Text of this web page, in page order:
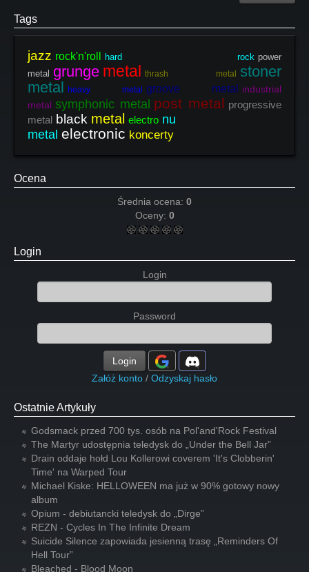
Tags
jazz rock'n'roll hard rock power
metal grunge metal thrash metal
stoner
metal heavy metal groove metal
industrial
metal symphonic metal post metal progressive
metal black metal electro nu
metal electronic koncerty
Ocena
Średnia ocena: 0
Oceny: 0
Login
Login
Password
Login
Załóż konto / Odzyskaj hasło
Ostatnie Artykuły
Godsmack przed 700 tys. osób na Pol'and'Rock Festival
The Martyr udostępnia teledysk do „Under the Bell Jar”
Drain oddaje hołd Lou Kollerowi coverem 'It's Clobberin'
Time' na Warped Tour
Michael Kiske: HELLOWEEN ma już w 90% gotowy nowy
album
Opium - debiutancki teledysk do „Dirge”
REZN - Cycles In The Infinite Dream
Suicide Silence zapowiada jesienną trasę „Reminders Of
Hell Tour”
Bleached - Blood Moon